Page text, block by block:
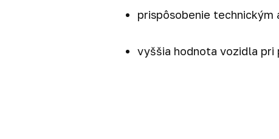
prispôsobenie technickým
vyššia hodnota vozidla pri